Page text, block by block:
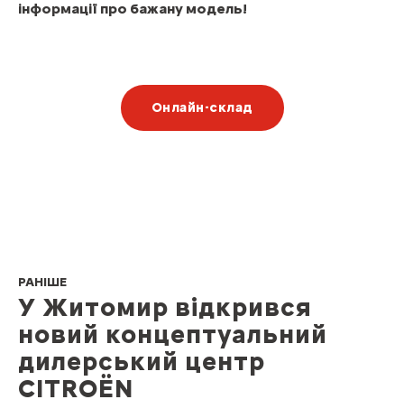
інформації про бажану модель!
Онлайн-склад
РАНІШЕ
У Житомир відкрився
новий концептуальний
дилерський центр
CITROËN